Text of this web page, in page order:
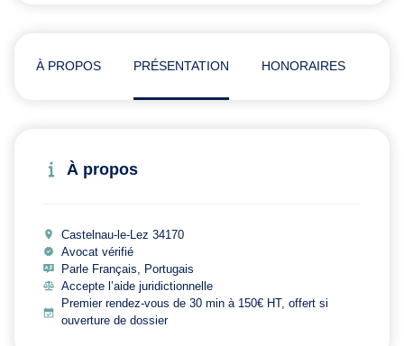
À PROPOS PRÉSENTATION HONORAIRES
À propos
Castelnau-le-Lez 34170
Avocat vérifié
Parle Français, Portugais
Accepte l’aide juridictionnelle
Premier rendez-vous de 30 min à 150€ HT, offert si
ouverture de dossier